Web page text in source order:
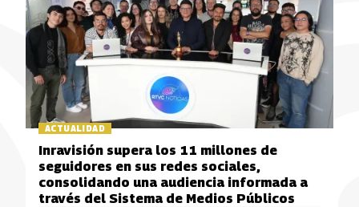
ACTUALIDAD
Inravisión supera los 11 millones de
seguidores en sus redes sociales,
consolidando una audiencia informada a
través del Sistema de Medios Públicos